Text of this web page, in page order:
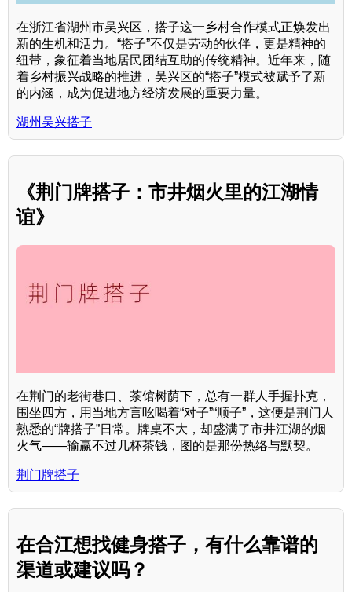
在浙江省湖州市吴兴区，搭子这一乡村合作模式正焕发出
新的生机和活力。“搭子”不仅是劳动的伙伴，更是精神的
纽带，象征着当地居民团结互助的传统精神。近年来，随
着乡村振兴战略的推进，吴兴区的“搭子”模式被赋予了新
的内涵，成为促进地方经济发展的重要力量。
湖州吴兴搭子
《荆门牌搭子：市井烟火里的江湖情
谊》
在荆门的老街巷口、茶馆树荫下，总有一群人手握扑克，
围坐四方，用当地方言吆喝着“对子”“顺子”，这便是荆门人
熟悉的“牌搭子”日常。牌桌不大，却盛满了市井江湖的烟
火气——输赢不过几杯茶钱，图的是那份热络与默契。
荆门牌搭子
在合江想找健身搭子，有什么靠谱的
渠道或建议吗？